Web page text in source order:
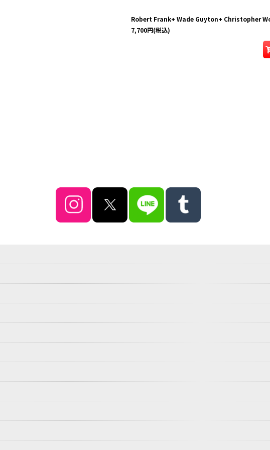
Robert Frank+ Wade Guyton+ Christopher
7,700円(税込)